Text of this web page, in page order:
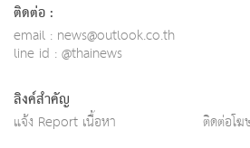
ติดต่อ :
email : news@outlook.co.th
line id : @thainews
ลิงค์สำคัญ
แจ้ง Report เนื้อหา ติดต่อโ